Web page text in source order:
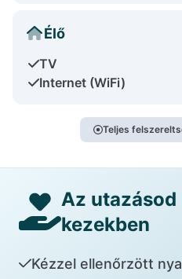
Élő
TV
Internet (WiFi)
Teljes
Az
kezekben
Kézzel ellenőrzött